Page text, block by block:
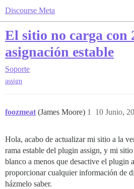
Discourse Meta
El sitio no carga con
asignación estable
Soporte
assign
foozmeat (James Moore) 10 Junio,
1
Hola, acabo de actualizar mi sitio a la
rama estable del plugin assign, y mi
blanco a menos que desactive el plugin
proporcionar cualquier información de
házmelo saber.